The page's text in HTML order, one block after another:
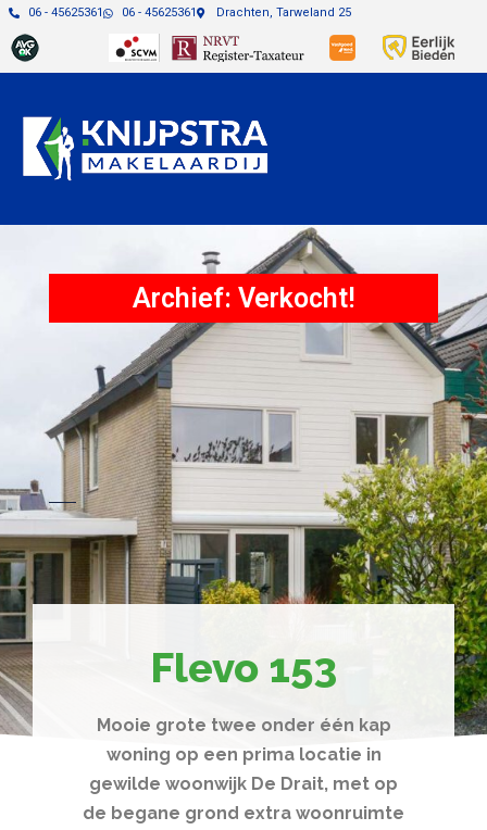
06 - 45625361 06 - 45625361 Drachten, Tarweland 25
Archief: Verkocht!
Flevo 153
Mooie grote twee onder één kap
woning op een prima locatie in
gewilde woonwijk De Drait, met op
de begane grond extra woonruimte